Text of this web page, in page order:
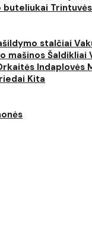
buteliukai
stalčiai
mašinosŠaldikliai
Indaplovės
Kita